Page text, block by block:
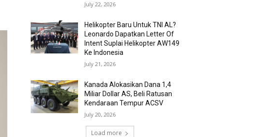
July 22, 2026
Helikopter Baru Untuk TNI AL?
Leonardo Dapatkan Letter Of
Intent Suplai Helikopter AW149
Ke Indonesia
July 21, 2026
Kanada Alokasikan Dana 1,4
Miliar Dollar AS, Beli Ratusan
Kendaraan Tempur ACSV
July 20, 2026
Load more